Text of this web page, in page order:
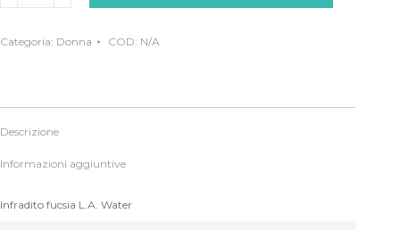
Categoria: Donna COD: N/A
Descrizione
Informazioni aggiuntive
Infradito fucsia L.A. Water